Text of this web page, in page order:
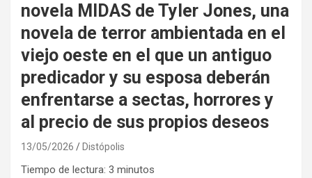
novela MIDAS de Tyler Jones, una
novela de terror ambientada en el
viejo oeste en el que un antiguo
predicador y su esposa deberán
enfrentarse a sectas, horrores y
al precio de sus propios deseos
13/05/2026 Distópolis
Tiempo de lectura: 3 minutos